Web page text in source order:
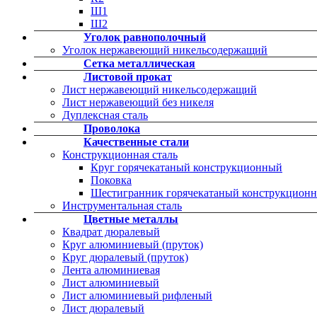
Ш1
Ш2
Уголок равнополочный
Уголок нержавеющий никельсодержащий
Сетка металлическая
Листовой прокат
Лист нержавеющий никельсодержащий
Лист нержавеющий без никеля
Дуплексная сталь
Проволока
Качественные стали
Конструкционная сталь
Круг горячекатаный конструкционный
Поковка
Шестигранник горячекатаный
Инструментальная сталь
Цветные металлы
Квадрат дюралевый
Круг алюминиевый (пруток)
Круг дюралевый (пруток)
Лента алюминиевая
Лист алюминиевый
Лист алюминиевый рифленый
Лист дюралевый